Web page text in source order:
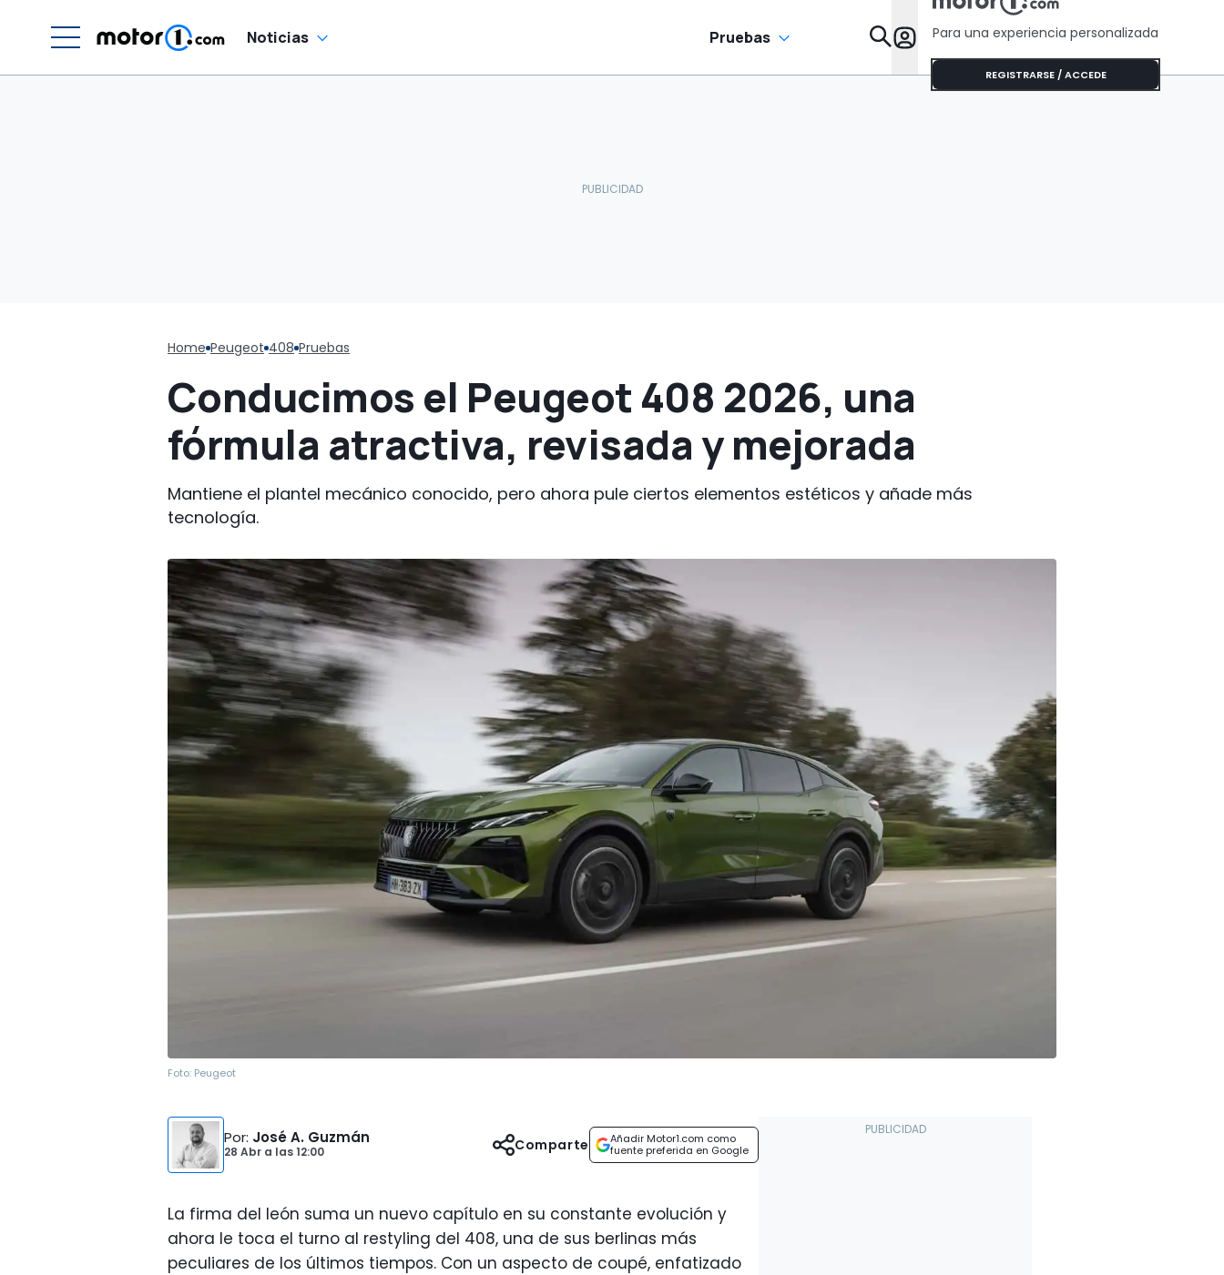
Noticias Pruebas Para una experiencia personalizada
REGISTRARSE / ACCEDE
Home Peugeot 408 Pruebas
Conducimos el Peugeot 408 2026, una
fórmula atractiva, revisada y mejorada
Mantiene el plantel mecánico conocido, pero ahora pule ciertos elementos estéticos y añade más
tecnología.
Foto: Peugeot
Por: José A. Guzmán
28 Abr a las12:00
Añadir Motor1.com como
fuente preferida en Google
Comparte
La firma del león suma un nuevo capítulo en su constante evolución y
ahora le toca el turno al restyling del 408, una de sus berlinas más
peculiares de los últimos tiempos. Con un aspecto de coupé, enfatizado
descuento